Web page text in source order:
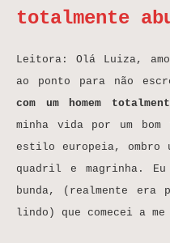
totalmente
Leitora: Olá Luiza,
ao ponto para não
com um homem
minha vida por um bom
estilo europeia, ombro
quadril e magrinha.
bunda, (realmente era
lindo) que comecei a